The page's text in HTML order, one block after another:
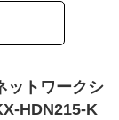
トワークシ
HDN215-K